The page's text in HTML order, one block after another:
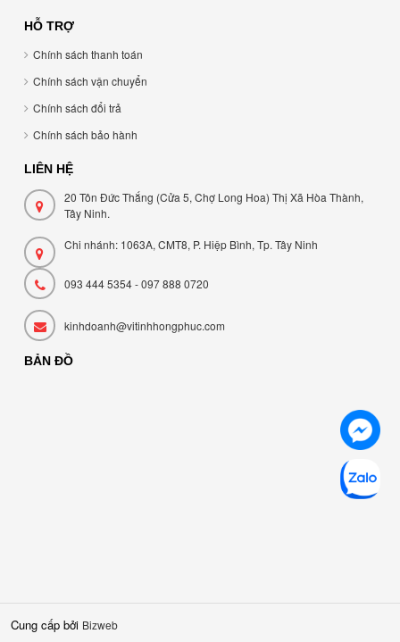
HỖ TRỢ
Chính sách thanh toán
Chính sách vận chuyển
Chính sách đổi trả
Chính sách bảo hành
LIÊN HỆ
20 Tôn Đức Thắng (Cửa 5, Chợ Long Hoa) Thị Xã Hòa Thành,
Tây Ninh.
Chi nhánh: 1063A, CMT8, P. Hiệp Bình, Tp. Tây Ninh
093 444 5354 - 097 888 0720
kinhdoanh@vitinhhongphuc.com
BẢN ĐỒ
Cung cấp bởi Bizweb